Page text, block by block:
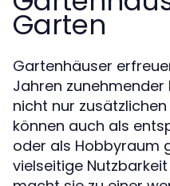
Garten
Gartenhäuser
Jahren zunehmender
nicht nur
können auch als
oder als Hobbyraum
vielseitige